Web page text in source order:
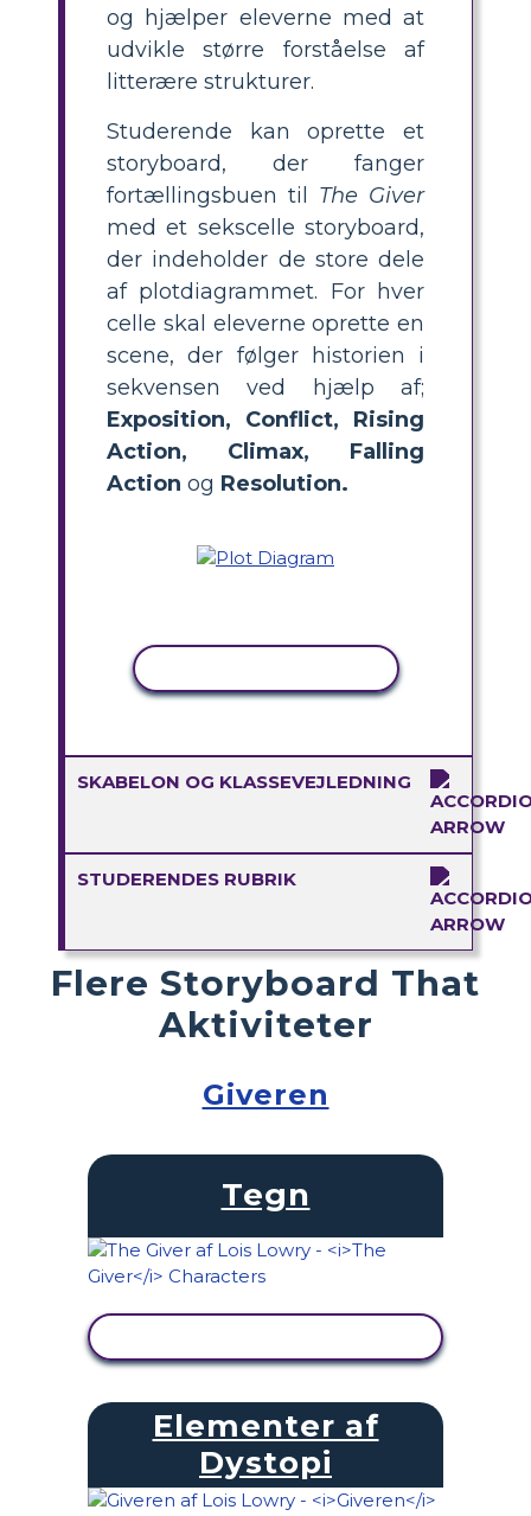
og hjælper eleverne med at
udvikle større forståelse af
litterære strukturer.
Studerende kan oprette et
storyboard, der fanger
fortællingsbuen til The Giver
med et sekscelle storyboard,
der indeholder de store dele
af plotdiagrammet. For hver
celle skal eleverne oprette en
scene, der følger historien i
sekvensen ved hjælp af;
Exposition, Conflict, Rising
Action, Climax, Falling
Action og Resolution.
SKABELON OG KLASSEVEJLEDNING
STUDERENDES RUBRIK
Flere Storyboard That
Aktiviteter
Giveren
Tegn
Elementer af
Dystopi